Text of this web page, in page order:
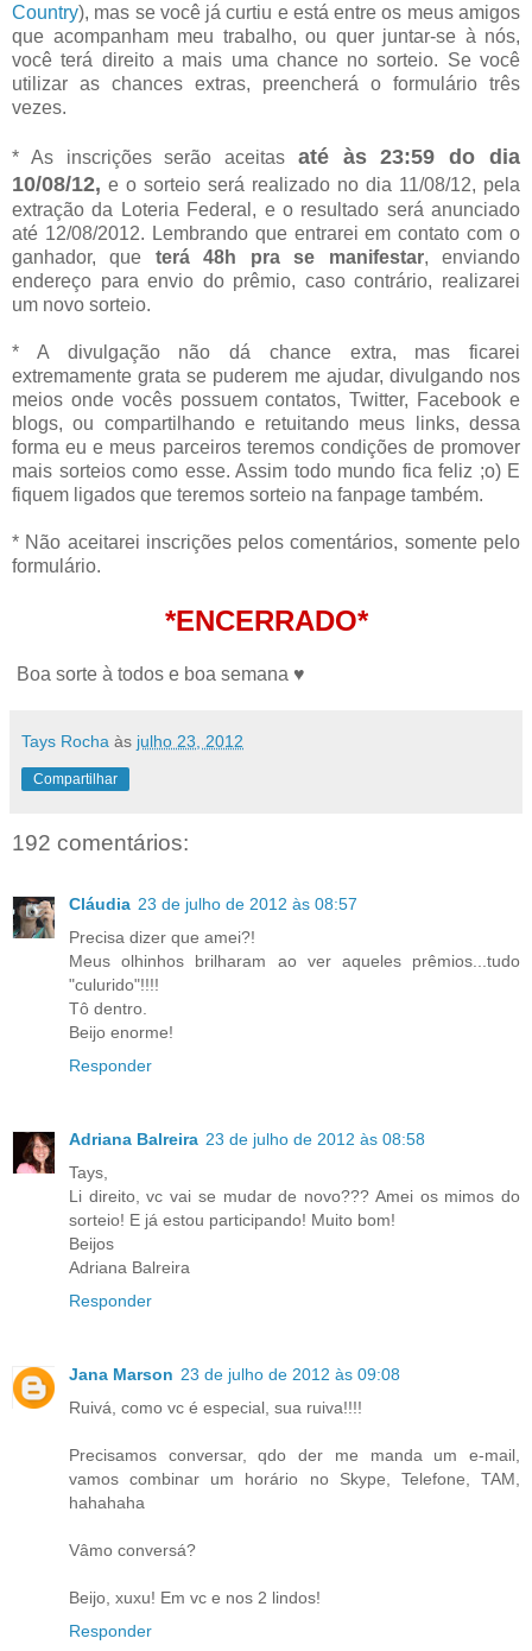
Country), mas se você já curtiu e está entre os meus amigos
que acompanham meu trabalho, ou quer juntar-se à nós,
você terá direito a mais uma chance no sorteio. Se você
utilizar as chances extras, preencherá o formulário três
vezes.
* As inscrições serão aceitas até às 23:59 do dia
10/08/12, e o sorteio será realizado no dia 11/08/12, pela
extração da Loteria Federal, e o resultado será anunciado
até 12/08/2012. Lembrando que entrarei em contato com o
ganhador, que terá 48h pra se manifestar, enviando
endereço para envio do prêmio, caso contrário, realizarei
um novo sorteio.
* A divulgação não dá chance extra, mas ficarei
extremamente grata se puderem me ajudar, divulgando nos
meios onde vocês possuem contatos, Twitter, Facebook e
blogs, ou compartilhando e retuitando meus links, dessa
forma eu e meus parceiros teremos condições de promover
mais sorteios como esse. Assim todo mundo fica feliz ;o) E
fiquem ligados que teremos sorteio na fanpage também.
* Não aceitarei inscrições pelos comentários, somente pelo
formulário.
*ENCERRADO*
Boa sorte à todos e boa semana ♥
Tays Rocha às julho 23, 2012
Compartilhar
192 comentários:
Cláudia 23 de julho de 2012 às 08:57
Precisa dizer que amei?!
Meus olhinhos brilharam ao ver aqueles prêmios...tudo
"culurido"!!!!
Tô dentro.
Beijo enorme!
Responder
Adriana Balreira 23 de julho de 2012 às 08:58
Tays,
Li direito, vc vai se mudar de novo??? Amei os mimos do
sorteio! E já estou participando! Muito bom!
Beijos
Adriana Balreira
Responder
Jana Marson 23 de julho de 2012 às 09:08
Ruivá, como vc é especial, sua ruiva!!!!
Precisamos conversar, qdo der me manda um e-mail,
vamos combinar um horário no Skype, Telefone, TAM,
hahahaha
Vâmo conversá?
Beijo, xuxu! Em vc e nos 2 lindos!
Responder